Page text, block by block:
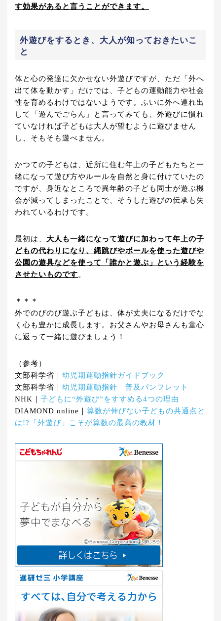
す効果があると言うことができます。
外遊びをするとき、大人が知っておきたいこ
と
体と心の発達に欠かせない外遊びですが、ただ「外へ
出て体を動かす」だけでは、子どもの運動能力や社会
性を育めるわけではないようです。ふいに外へ連れ出
して「遊んでごらん」と言ってみても、外遊びに慣れ
ていなければ子どもは大人が望むように遊びません
し、そもそも遊べません。
かつての子どもは、近所に住む年上の子どもたちと一
緒になって遊び方やルールを自然と身に付けていたの
ですが、身近なところで異年齢の子ども同士が遊ぶ機
会が減ってしまったことで、そうした遊びの伝承も失
われているわけです。
最初は、 大人も一緒になって遊びに加わって年上の子
どもの代わりになり、縄跳びやボールを使った遊びや
公園の遊具などを使って「誰かと遊ぶ」という経験を
させたいものです。
＊＊＊
外でのびのび遊ぶ子どもは、体が丈夫になるだけでな
く心も豊かに成長します。お父さんやお母さんも童心
に返って一緒に遊びましょう！
（参考）
文部科学省｜ 幼児期運動指針ガイドブック
文部科学省｜ 幼児期運動指針 普及パンフレット
NHK｜ 子どもに“外遊び”をすすめる4つの理由
DIAMOND online｜ 算数が伸びない子どもの共通点と
は!?「外遊び」こそが算数の最高の教材！